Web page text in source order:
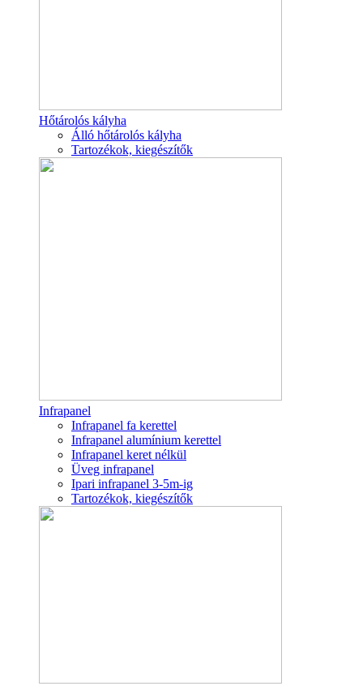
Hőtárolós kályha
Álló hőtárolós kályha
Tartozékok, kiegészítők
Infrapanel
Infrapanel fa kerettel
Infrapanel alumínium kerettel
Infrapanel keret nélkül
Üveg infrapanel
Ipari infrapanel 3-5m-ig
Tartozékok, kiegészítők